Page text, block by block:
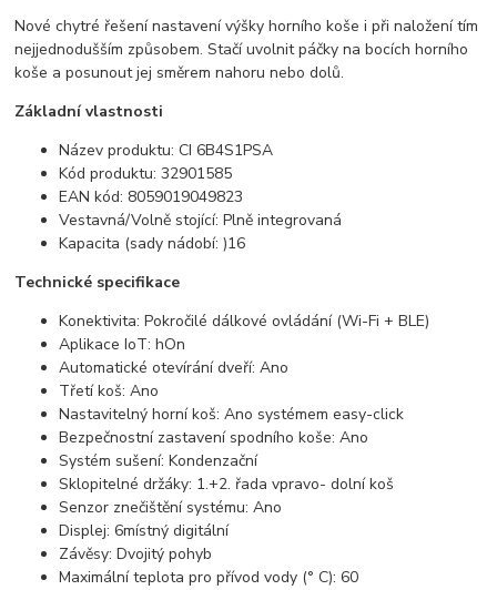
Nové chytré řešení nastavení výšky horního koše i při naložení tím
nejjednodušším způsobem. Stačí uvolnit páčky na bocích horního
koše a posunout jej směrem nahoru nebo dolů.
Základní vlastnosti
Název produktu: CI 6B4S1PSA
Kód produktu: 32901585
EAN kód: 8059019049823
Vestavná/Volně stojící: Plně integrovaná
Kapacita (sady nádobí: )16
Technické specifikace
Konektivita: Pokročilé dálkové ovládání (Wi-Fi + BLE)
Aplikace IoT: hOn
Automatické otevírání dveří: Ano
Třetí koš: Ano
Nastavitelný horní koš: Ano systémem easy-click
Bezpečnostní zastavení spodního koše: Ano
Systém sušení: Kondenzační
Sklopitelné držáky: 1.+2. řada vpravo- dolní koš
Senzor znečištění systému: Ano
Displej: 6místný digitální
Závěsy: Dvojitý pohyb
Maximální teplota pro přívod vody (° C): 60